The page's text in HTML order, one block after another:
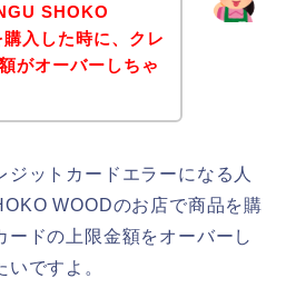
SHOKO
入した時に、クレ
がオーバーしちゃ
ジットカードエラーになる人
WOODのお店で商品を購
ードの上限金額をオーバーし
ですよ。